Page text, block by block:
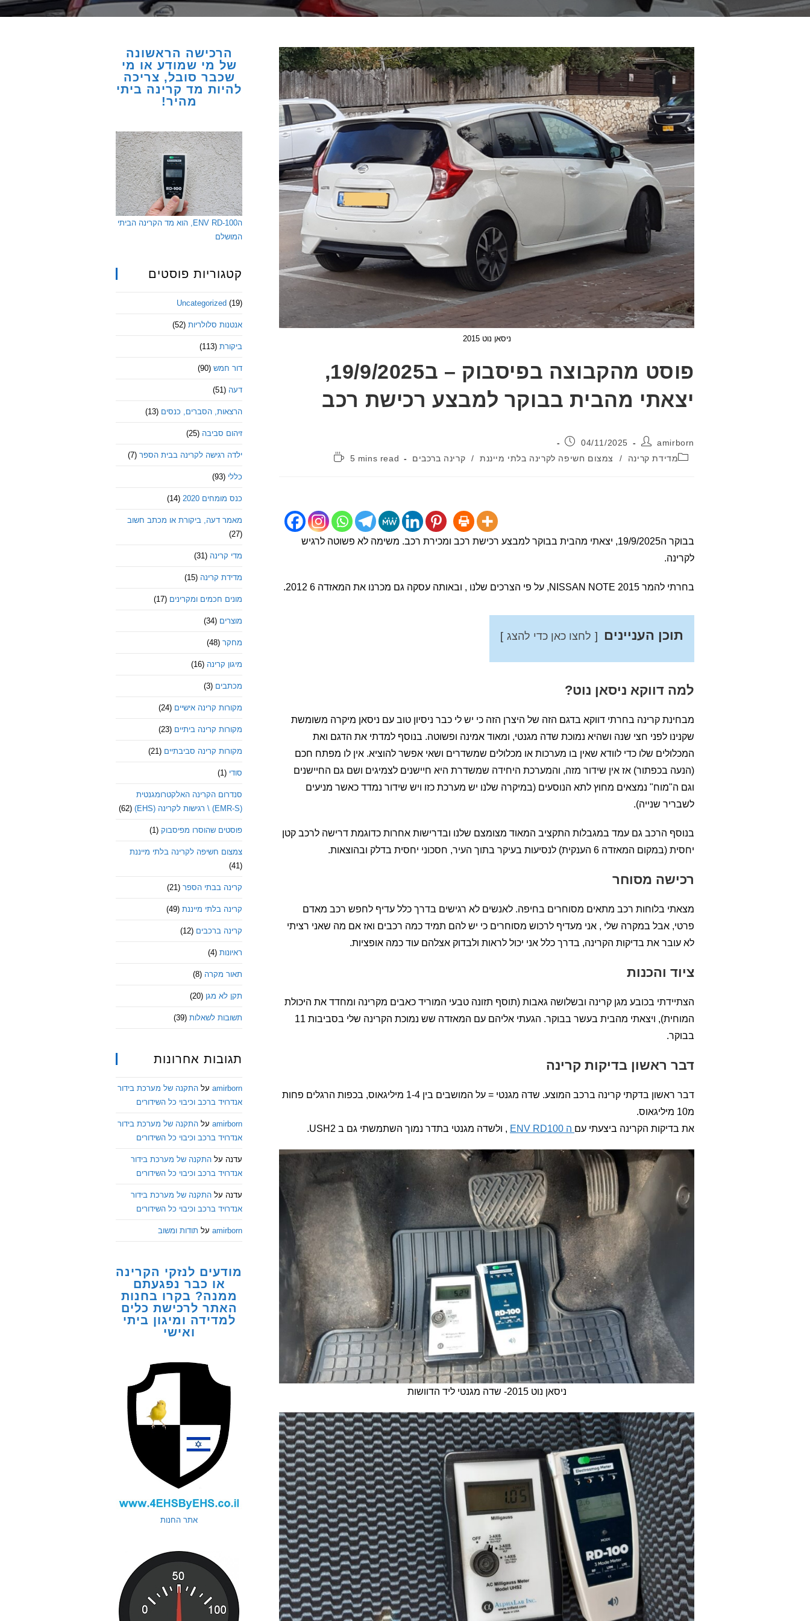
ניסאן נוט 2015
פוסט מהקבוצה בפיסבוק – ב19/9/2025,
יצאתי מהבית בבוקר למבצע רכישת רכב
מחבר:
amirborn פורסם:
04/11/2025
קטגוריה:
מדידת קרינה / צמצום חשיפה לקרינה בלתי מייננת / קרינה ברכבים
זמן
5 mins read
בבוקר ה19/9/2025, יצאתי מהבית בבוקר למבצע רכישת רכב ומכירת רכב. משימה לא פשוטה לרגיש
לקרינה.
בחרתי להמר NISSAN NOTE 2015, על פי הצרכים שלנו , ובאותה עסקה גם מכרנו את המאזדה 6 2012.
תוכן העניינים לחצו כאן כדי להצג
למה דווקא ניסאן נוט?
מבחינת קרינה בחרתי דווקא בדגם הזה של היצרן הזה כי יש לי כבר ניסיון טוב עם ניסאן מיקרה משומשת
שקנינו לפני חצי שנה ושהיא נמוכת שדה מגנטי, ומאוד אמינה ופשוטה. בנוסף למדתי את הדגם ואת
המכלולים שלו כדי לוודא שאין בו מערכות או מכלולים שמשדרים ושאי אפשר להוציא. אין לו מפתח חכם
(הנעה בכפתור) אז אין שידור מזה, והמערכת היחידה שמשדרת היא חיישנים לצמיגים ושם גם החיישנים
וגם ה"מוח" נמצאים מחוץ לתא הנוסעים (במיקרה שלנו יש מערכת כזו ויש שידור נמדד כאשר מניעים
לשבריר שנייה).
בנוסף הרכב גם עמד במגבלות התקציב המאוד מצומצם שלנו ובדרישות אחרות כדוגמת דרישה לרכב קטן
יחסית (במקום המאזדה 6 הענקית) לנסיעות בעיקר בתוך העיר, חסכוני יחסית בדלק ובהוצאות.
רכישה מסוחר
מצאתי בלוחות רכב מתאים מסוחרים בחיפה. לאנשים לא רגישים בדרך כלל עדיף לחפש רכב מאדם
פרטי, אבל במקרה שלי , אני מעדיף לרכוש מסוחרים כי יש להם תמיד כמה רכבים ואז אם מה שאני רציתי
לא עובר את בדיקות הקרינה, בדרך כלל אני יכול לראות ולבדוק אצלהם עוד כמה אופציות.
ציוד והכנות
הצתיידתי בכובע מגן קרינה ובשלושה גאבות (תוסף תזונה טבעי המוריד כאבים מקרינה ומחדד את היכולת
המוחית), ויצאתי מהבית בעשר בבוקר. הגעתי אליהם עם המאזדה שש נמוכת הקרינה שלי בסביבות 11
בבוקר.
דבר ראשון בדיקות קרינה
דבר ראשון בדקתי קרינה ברכב המוצע. שדה מגנטי = על המושבים בין 1-4 מיליגאוס, בכפות הרגלים פחות
מ10 מיליגאוס.
את בדיקות הקרינה ביצעתי עם ה ENV RD100 , ולשדה מגנטי בתדר נמוך השתמשתי גם ב USH2.
ניסאן נוט 2015- שדה מגנטי ליד הדוושות
הרכישה הראשונה
של מי שמודע או מי
שכבר סובל, צריכה
להיות מד קרינה ביתי
מהיר!
הENV RD-100, הוא מד הקרינה הביתי
המושלם
קטגוריות פוסטים
Uncategorized (19)
אנטנות סלולריות (52)
ביקורת (113)
דור חמש (90)
דעה (51)
הרצאות, הסברים, כנסים (13)
זיהום סביבה (25)
ילדה רגישה לקרינה בבית הספר (7)
כללי (93)
כנס מומחים 2020 (14)
מאמר דעה, ביקורת או מכתב חשוב
(27)
מדי קרינה (31)
מדידת קרינה (15)
מונים חכמים ומקרינים (17)
מוצרים (34)
מחקר (48)
מיגון קרינה (16)
מכתבים (3)
מקורות קרינה אישיים (24)
מקורות קרינה ביתיים (23)
מקורות קרינה סביבתיים (21)
סודי (1)
סנדרום הקרינה האלקטרומגנטית
(EMR-S) \ רגישות לקרינה (EHS)
(62)
פוסטים שהוסרו מפיסבוק (1)
צמצום חשיפה לקרינה בלתי מייננת
(41)
קרינה בבתי הספר (21)
קרינה בלתי מייננת (49)
קרינה ברכבים (12)
ראיונות (4)
תאור מקרה (8)
תקן לא מגן (20)
תשובות לשאלות (39)
תגובות אחרונות
amirborn על התקנה של מערכת בידור
אנדרויד ברכב וכיבוי כל השידורים
amirborn על התקנה של מערכת בידור
אנדרויד ברכב וכיבוי כל השידורים
עדנה על התקנה של מערכת בידור
אנדרויד ברכב וכיבוי כל השידורים
עדנה על התקנה של מערכת בידור
אנדרויד ברכב וכיבוי כל השידורים
amirborn על תודות ומשוב
מודעים לנזקי הקרינה
או כבר נפגעתם
ממנה? בקרו בחנות
האתר לרכישת כלים
למדידה ומיגון ביתי
ואישי
אתר החנות